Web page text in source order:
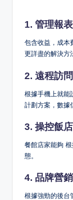
1. 管理報表
包含收益，成本
更詳盡的解決方
2. 遠程訪問
根據手機上就能
計劃方案，數據
3. 操控飯
餐館店家能夠
態。
4. 品牌營銷
根據強勁的後台